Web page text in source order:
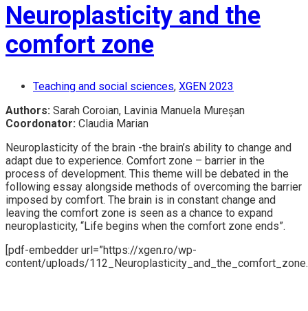
Neuroplasticity and the
comfort zone
Teaching and social sciences, XGEN 2023
Authors: Sarah Coroian, Lavinia Manuela Mureșan
Coordonator: Claudia Marian
Neuroplasticity of the brain -the brain’s ability to change and
adapt due to experience. Comfort zone – barrier in the
process of development. This theme will be debated in the
following essay alongside methods of overcoming the barrier
imposed by comfort. The brain is in constant change and
leaving the comfort zone is seen as a chance to expand
neuroplasticity, “Life begins when the comfort zone ends”.
[pdf-embedder url=”https://xgen.ro/wp-
content/uploads/